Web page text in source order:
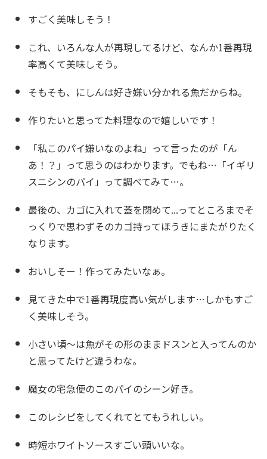
すごく美味しそう！
これ、いろんな人が再現してるけど、なんか1番再現
率高くて美味しそう。
そもそも、にしんは好き嫌い分かれる魚だからね。
作りたいと思ってた料理なので嬉しいです！
「私このパイ嫌いなのよね」って言ったのが「ん
あ！？」って思うのはわかります。でもね…「イギリ
スニシンのパイ」って調べてみて…。
最後の、カゴに入れて蓋を閉めて...ってところまでそ
っくりで思わずそのカゴ持ってほうきにまたがりたく
なります。
おいしそー！作ってみたいなぁ。
見てきた中で1番再現度高い気がします…しかもすご
く美味しそう。
小さい頃〜は魚がその形のままドスンと入ってんのか
と思ってたけど違うわな。
魔女の宅急便のこのパイのシーン好き。
このレシピをしてくれてとてもうれしい。
時短ホワイトソースすごい頭いいな。